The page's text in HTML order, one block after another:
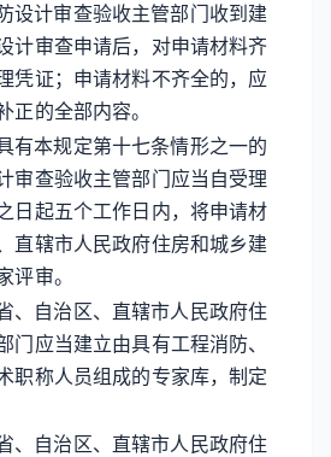
计审查验收主管部门收到建
计审查申请后，对申请材料齐
凭证；申请材料不齐全的，应
正的全部内容。
本规定第十七条情形之一的
审查验收主管部门应当自受理
日起五个工作日内，将申请材
直辖市人民政府住房和城乡建
评审。
自治区、直辖市人民政府住
门应当建立由具有工程消防、
职称人员组成的专家库，制定
自治区、直辖市人民政府住